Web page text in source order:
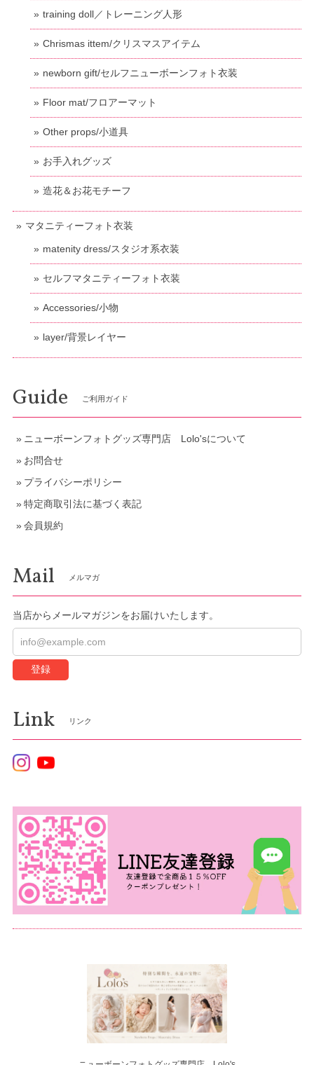
training doll／トレーニング人形
Chrismas ittem/クリスマスアイテム
newborn gift/セルフニューボーンフォト衣装
Floor mat/フロアーマット
Other props/小道具
お手入れグッズ
造花＆お花モチーフ
マタニティーフォト衣装
matenity dress/スタジオ系衣装
セルフマタニティーフォト衣装
Accessories/小物
layer/背景レイヤー
Guide ご利用ガイド
ニューボーンフォトグッズ専門店 Lolo'sについて
お問合せ
プライバシーポリシー
特定商取引法に基づく表記
会員規約
Mail メルマガ
当店からメールマガジンをお届けいたします。
登録
Link リンク